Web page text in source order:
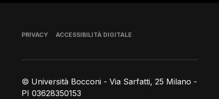
© Università Bocconi - Via Sarfatti, 25 Milano -
PI 03628350153
Piè di pagina
PRIVACY ACCESSIBILITÀ DIGITALE